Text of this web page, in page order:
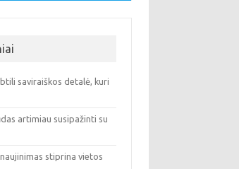
saviraiškos detalė, kuri
artimiau susipažinti su
stiprina vietos